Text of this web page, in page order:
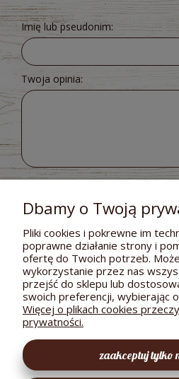
Imię lub pseudonim:
Twoja opinia:
POMOC
DOSTAWA I
MOJE
GWARANCJA I
Dbamy o Twoją
Pliki cookies i pokrewne im
poprawne działanie strony i
ofertę do Twoich potrzeb.
wykorzystanie przez nas
przejść do sklepu lub
swoich preferencji, wybierając
Więcej o plikach cookies
prywatności.
zaakceptuj tylko